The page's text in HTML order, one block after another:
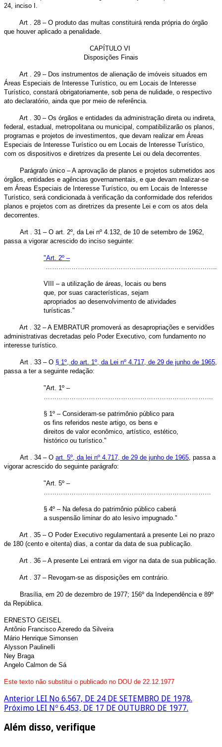
24, inciso I.
Art . 28 – O produto das multas constituirá renda própria do órgão
que houver aplicado a penalidade.
CAPÍTULO VI
Disposições Finais
Art . 29 – Dos instrumentos de alienação de imóveis situados em
Áreas Especiais de Interesse Turístico, ou em Locais de Interesse
Turístico, constará obrigatoriamente, sob pena de nulidade, o respectivo
ato declaratório, ainda que por meio de referência.
Art . 30 – Os órgãos e entidades da administração direta ou indireta,
federal, estadual, metropolitana ou municipal, compatibilizarão os planos,
programas e projetos de investimentos, que devam realizar em Áreas
Especiais de Interesse Turístico ou em Locais de Interesse Turístico,
com os dispositivos e diretrizes da presente Lei ou dela decorrentes.
Parágrafo único – A aprovação de planos e projetos submetidos aos
órgãos, entidades e agências governamentais, e que devam realizar-se
em Áreas Especiais de Interesse Turístico, ou em Locais de Interesse
Turístico, será condicionada à verificação da conformidade dos referidos
planos e projetos com as diretrizes da presente Lei e com os atos dela
decorrentes.
Art . 31 – O art. 2º, da Lei nº 4.132, de 10 de setembro de 1962,
passa a vigorar acrescido do inciso seguinte:
"Art. 2º –
……………………………………………………………………..
VIII – a utilização de áreas, locais ou bens
que, por suas características, sejam
apropriados ao desenvolvimento de atividades
turísticas."
Art . 32 – A EMBRATUR promoverá as desapropriações e servidões
administrativas decretadas pelo Poder Executivo, com fundamento no
interesse turístico.
Art . 33 – O § 1º, do art. 1º, da Lei nº 4.717, de 29 de junho de 1965,
passa a ter a seguinte redação:
"Art. 1º –
…………………………………………………………………….
§ 1º – Consideram-se patrimônio público para
os fins referidos neste artigo, os bens e
direitos de valor econômico, artístico, estético,
histórico ou turístico."
Art . 34 – O art. 5º, da lei nº 4.717, de 29 de junho de 1965, passa a
vigorar acrescido do seguinte parágrafo:
"Art. 5º –
……………………………………………………………………
§ 4º – Na defesa do patrimônio público caberá
a suspensão liminar do ato lesivo impugnado."
Art . 35 – O Poder Executivo regulamentará a presente Lei no prazo
de 180 (cento e oitenta) dias, a contar da data de sua publicação.
Art . 36 – A presente Lei entrará em vigor na data de sua publicação.
Art . 37 – Revogam-se as disposições em contrário.
Brasília, em 20 de dezembro de 1977; 156º da Independência e 89º
da República.
ERNESTO GEISEL
Antônio Francisco Azeredo da Silveira
Mário Henrique Simonsen
Alysson Paulinelli
Ney Braga
Angelo Calmon de Sá
Este texto não substitui o publicado no DOU de 22.12.1977
Anterior LEI No 6.567, DE 24 DE SETEMBRO DE 1978.
Próximo LEI Nº 6.453, DE 17 DE OUTUBRO DE 1977.
Além disso, verifique